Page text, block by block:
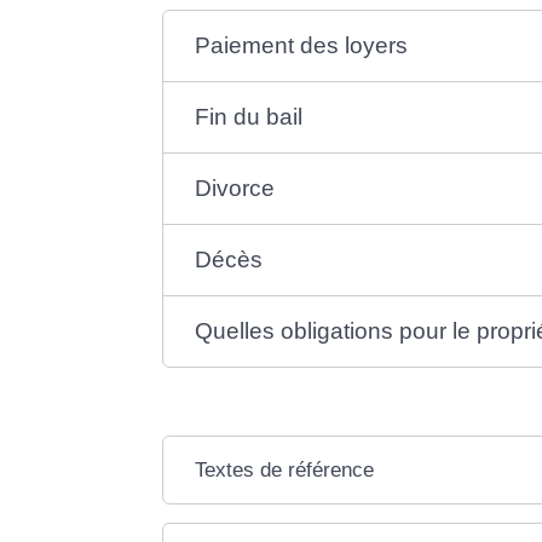
Paiement des loyers
Fin du bail
Divorce
Décès
Quelles obligations pour le
Textes de référence